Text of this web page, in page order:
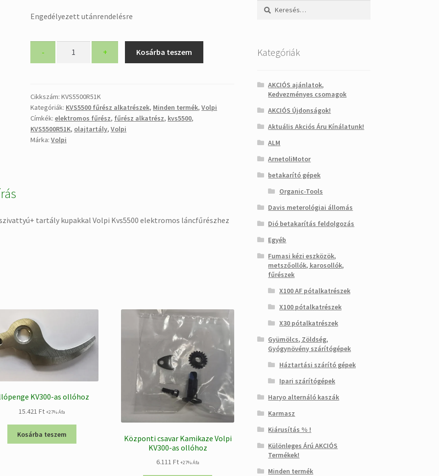
Engedélyezett utánrendelésre
-
Volpi
Kvs5500
elektromos
láncfűrészhez
mennyiség
+ Kosárba teszem
Cikkszám:KVS5500R51K
Kategóriák: KVS5500 fűrész alkatrészek, Minden termék,Volpi
Címkék:elektromos fűrész, fűrész alkatrész, kvs5500,
KVS5500R51K, olajtartály,Volpi
Márka:Volpi
tartály kupakkal Volpi Kvs5500 elektromos láncfűrészhez
KV300-as ollóhoz
15.421 Ft +27% Áfa
Kosárba teszem
Központi csavar Kamikaze Volpi
KV300-as ollóhoz
6.111 Ft +27% Áfa
Keresés:
Kategóriák
AKCIÓS ajánlatok,
Kedvezményes csomagok
AKCIÓS Újdonságok!
Aktuális Akciós Áru Kínálatunk!
ALM
ArnetoliMotor
betakarító gépek
Organic-Tools
Davis meterológiai állomás
Dió betakarítás feldolgozás
Egyéb
Fumasi kézi eszközök,
metszőollók, karosollók,
fűrészek
X100 AF pótalkatrészek
X100 pótalkatrészek
X30 pótalkatrészek
Gyümölcs, Zöldség,
Gyógynövény szárítógépek
Háztartási szárító gépek
Ipari szárítógépek
Haryo alternáló kaszák
Karmasz
Kiárusítás % !
Különleges Árú AKCIÓS
Termékek!
Minden termék